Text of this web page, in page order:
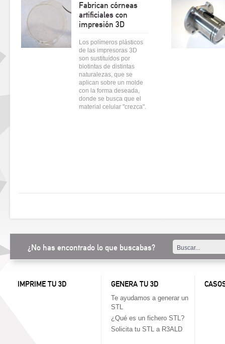
Fabrican córneas
artificiales con
impresión 3D
Los polímeros plásticos
de las impresoras 3D
son sustituídos por
biotintas de distintas
naturalezas, que se
aplican sobre un molde
con la forma deseada,
donde se busca que el
material celular "crezca".
¿No has encontrado lo que buscabas?
IMPRIME TU 3D GENERA TU 3D
Te ayudamos a generar un
STL
¿Qué es un fichero STL?
Solicita tu STL a R3ALD